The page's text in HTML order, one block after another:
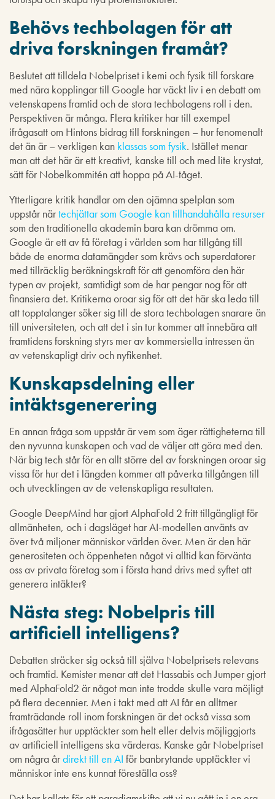
Behövs techbolagen för att
driva forskningen framåt?
Beslutet att tilldela Nobelpriset i kemi och fysik till forskare
med nära kopplingar till Google har väckt liv i en debatt om
vetenskapens framtid och de stora techbolagens roll i den.
Perspektiven är många. Flera kritiker har till exempel
ifrågasatt om Hintons bidrag till forskningen – hur fenomenalt
det än är – verkligen kan klassas som fysik. Istället menar
man att det här är ett kreativt, kanske till och med lite krystat,
sätt för Nobelkommitén att hoppa på AI-tåget.
Ytterligare kritik handlar om den ojämna spelplan som
uppstår närtechjättar som Google kan tillhandahålla resurser
som den traditionella akademin bara kan drömma om.
Google är ett av få företag i världen som har tillgång till
både de enorma datamängder som krävs och superdatorer
med tillräcklig beräkningskraft för att genomföra den här
typen av projekt, samtidigt som de har pengar nog för att
finansiera det. Kritikerna oroar sig för att det här ska leda till
att topptalanger söker sig till de stora techbolagen snarare än
till universiteten, och att det i sin tur kommer att innebära att
framtidens forskning styrs mer av kommersiella intressen än
av vetenskapligt driv och nyfikenhet.
Kunskapsdelning eller
intäktsgenerering
En annan fråga som uppstår är vem som äger rättigheterna till
den nyvunna kunskapen och vad de väljer att göra med den.
När big tech står för en allt större del av forskningen oroar sig
vissa för hur det i längden kommer att påverka tillgången till
och utvecklingen av de vetenskapliga resultaten.
Google DeepMind har gjort AlphaFold 2 fritt tillgängligt för
allmänheten, och i dagsläget har AI-modellen använts av
över två miljoner människor världen över. Men är den här
generositeten och öppenheten något vi alltid kan förvänta
oss av privata företag som i första hand drivs med syftet att
generera intäkter?
Nästa steg: Nobelpris till
artificiell intelligens?
Debatten sträcker sig också till själva Nobelprisets relevans
och framtid. Kemister menar att det Hassabis och Jumper gjort
med AlphaFold2 är något man inte trodde skulle vara möjligt
på flera decennier. Men i takt med att AI får en alltmer
framträdande roll inom forskningen är det också vissa som
ifrågasätter hur upptäckter som helt eller delvis möjliggjorts
av artificiell intelligens ska värderas. Kanske går Nobelpriset
om några årdirekt till en AI för banbrytande upptäckter vi
människor inte ens kunnat föreställa oss?